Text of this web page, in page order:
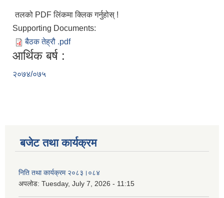
तलको PDF लिंकमा क्लिक गर्नुहोस् !
Supporting Documents:
बैठक तेह्रौ .pdf
आर्थिक बर्ष :
२०७४/०७५
बजेट तथा कार्यक्रम
निति तथा कार्यक्रम २०८३।०८४
अपलोड: Tuesday, July 7, 2026 - 11:15